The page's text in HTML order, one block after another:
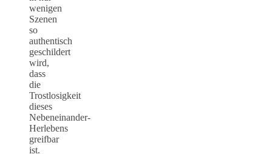
wenigen
Szenen
so
authentisch
geschildert
wird,
dass
die
Trostlosigkeit
dieses
Nebeneinander-
Herlebens
greifbar
ist.